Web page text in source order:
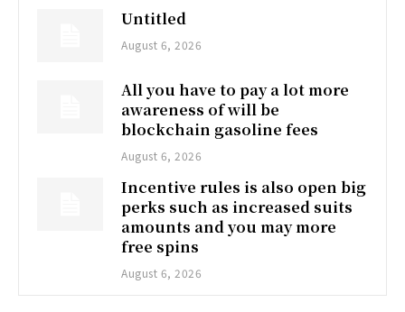
Untitled
August 6, 2026
All you have to pay a lot more
awareness of will be
blockchain gasoline fees
August 6, 2026
Incentive rules is also open big
perks such as increased suits
amounts and you may more
free spins
August 6, 2026